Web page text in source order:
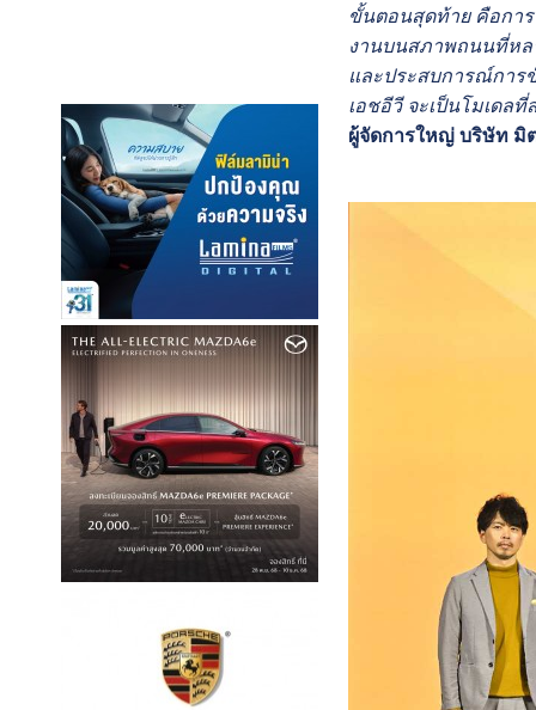
ขั้นตอนสุดท้าย คือกา
งานบนสภาพถนนที่หล
และประสบการณ์การ
เอชอีวี จะเป็นโมเดล
ผู้จัดการใหญ่ บริษัท มิ